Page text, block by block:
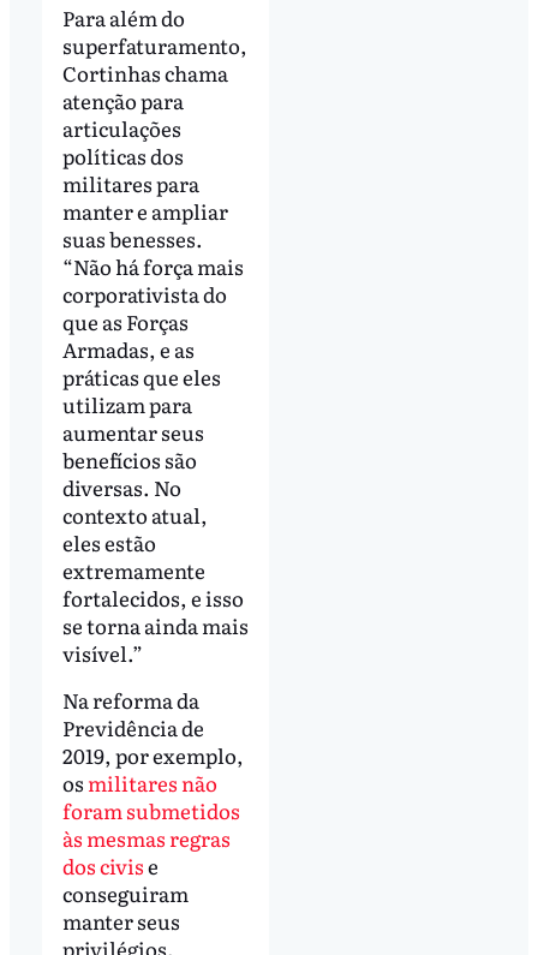
Para além do
superfaturamento,
Cortinhas chama
atenção para
articulações
políticas dos
militares para
manter e ampliar
suas benesses.
“Não há força mais
corporativista do
que as Forças
Armadas, e as
práticas que eles
utilizam para
aumentar seus
benefícios são
diversas. No
contexto atual,
eles estão
extremamente
fortalecidos, e isso
se torna ainda mais
visível.”
Na reforma da
Previdência de
2019, por exemplo,
os militares não
foram submetidos
às mesmas regras
dos civise
conseguiram
manter seus
privilégios.